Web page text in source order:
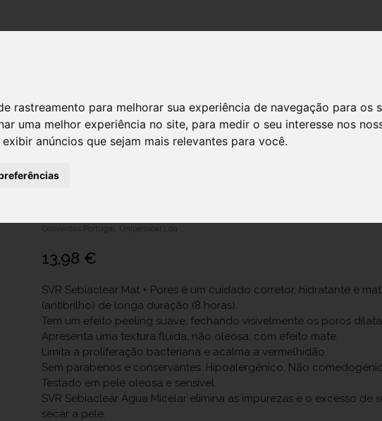
rastreamento para melhorar sua experiência de navegação para os
uma melhor experiência no site, para medir o seu interesse nos
exibir anúncios que sejam mais relevantes para você.
SVR Sebiaclear Mat + Pores Creme
Oferta de Água Micelar 75 ml
Cosveritas Portugal, Unipessoal Lda
13,98 €
SVR Sebiaclear Mat + Pores é um cuidado corretor, hidratante e
(antibrilho) de longa duração (8 horas).
Tem um efeito peeling suave, fechando visivelmente os poros
Apresenta uma textura fluida, não oleosa, com efeito mate.
Limita a proliferação bacteriana e acalma a vermelhidão.
Sem parabenos e conservantes. Hipoalergénico. Não
Testado em pele oleosa e sensível.
SVR Sebiaclear Água Micelar elimina as impurezas e o excesso de
secar a pele.